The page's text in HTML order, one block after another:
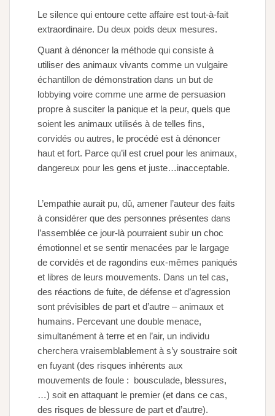
Le silence qui entoure cette affaire est tout-à-fait
extraordinaire. Du deux poids deux mesures.
Quant à dénoncer la méthode qui consiste à
utiliser des animaux vivants comme un vulgaire
échantillon de démonstration dans un but de
lobbying voire comme une arme de persuasion
propre à susciter la panique et la peur, quels que
soient les animaux utilisés à de telles fins,
corvidés ou autres, le procédé est à dénoncer
haut et fort. Parce qu’il est cruel pour les animaux,
dangereux pour les gens et juste…inacceptable.
L’empathie aurait pu, dû, amener l’auteur des faits
à considérer que des personnes présentes dans
l’assemblée ce jour-là pourraient subir un choc
émotionnel et se sentir menacées par le largage
de corvidés et de ragondins eux-mêmes paniqués
et libres de leurs mouvements. Dans un tel cas,
des réactions de fuite, de défense et d’agression
sont prévisibles de part et d’autre – animaux et
humains. Percevant une double menace,
simultanément à terre et en l’air, un individu
cherchera vraisemblablement à s’y soustraire soit
en fuyant (des risques inhérents aux
mouvements de foule : bousculade, blessures,
…) soit en attaquant le premier (et dans ce cas,
des risques de blessure de part et d’autre).